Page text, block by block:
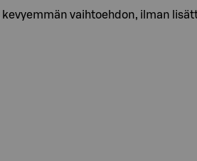
vaihtoehdon, ilman